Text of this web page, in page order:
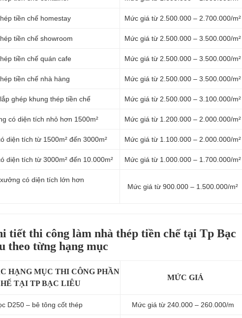
tiền chế homestay Mức giá từ 2.500.000 – 2.700.000/m²
tiền chế showroom Mức giá từ 2.500.000 – 3.500.000/m²
tiền chế quán cafe Mức giá từ 2.500.000 – 3.500.000/m²
tiền chế nhà hàng Mức giá từ 2.500.000 – 3.500.000/m²
ghép khung thép tiền chế Mức giá từ 2.500.000 – 3.100.000/m²
có diện tích nhỏ hơn 1500m² Mức giá từ 1.200.000 – 2.000.000/m²
diện tích từ 1500m² đến 3000m² Mức giá từ 1.100.000 – 2.000.000/m²
diện tích từ 3000m² đến 10.000m² Mức giá từ 1.000.000 – 1.700.000/m²
có diện tích lớn hơn
Mức giá từ 900.000 – 1.500.000/m²
tiết thi công làm nhà thép tiền chế tại Tp Bạc
theo từng hạng mục
HẠNG MỤC THI CÔNG PHẦN
TẠI TP BẠC LIÊU
MỨC GIÁ
D250 – bê tông cốt thép Mức giá từ 240.000 – 260.000/m